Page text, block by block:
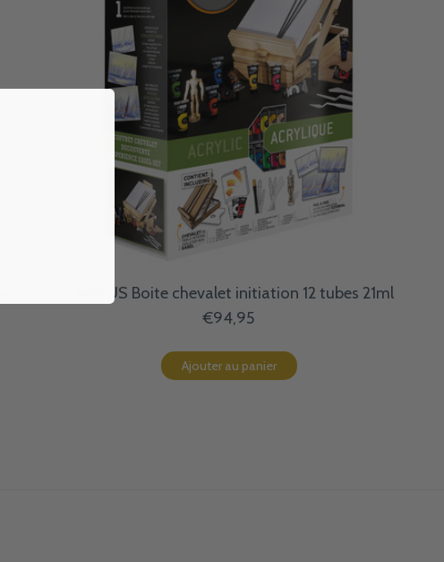
CAMPUS Boite chevalet initiation 12 tubes 21ml
€94,95
Ajouter au panier